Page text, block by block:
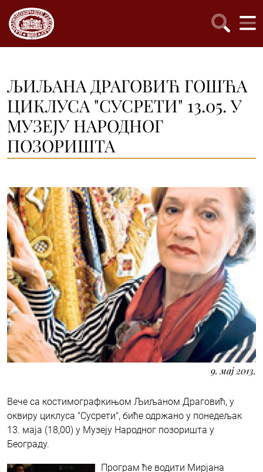
ЉИЉАНА ДРАГОВИЋ ГОШЋА
ЦИКЛУСА "СУСРЕТИ" 13.05. У
МУЗЕЈУ НАРОДНОГ
ПОЗОРИШТА
9. мај 2013.
Вече са костимографкињом Љиљаном Драговић, у
оквиру циклуса "Сусрети", биће одржано у понедељак
13. маја (18,00) у Музеју Народног позоришта у
Београду.
Програм ће водити Мирјана